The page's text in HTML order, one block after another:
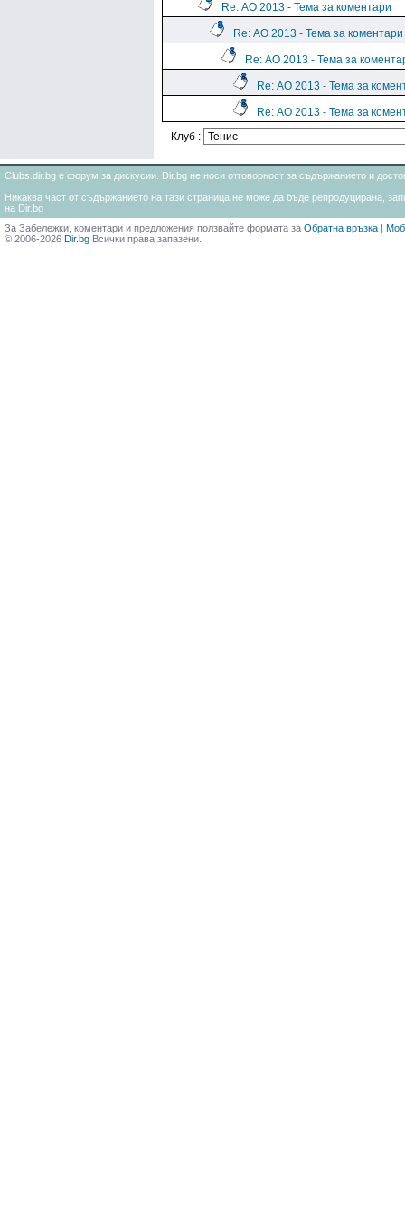
Re: АО 2013 - Тема за коментари
Re: АО 2013 - Тема за коментари
Re: АО 2013 - Тема за
Re: АО 2013 - Тема за
Re: АО 2013 - Тема за
Клуб :
Clubs.dir.bg е форум за дискусии. Dir.bg не носи отговорност за съдържанието и
Никаква част от съдържанието на тази страница не може да бъде репродуцирана,
на Dir.bg
За Забележки, коментари и предложения ползвайте формата за Обратна връзка |
© 2006-2026 Dir.bg Всички права запазени.